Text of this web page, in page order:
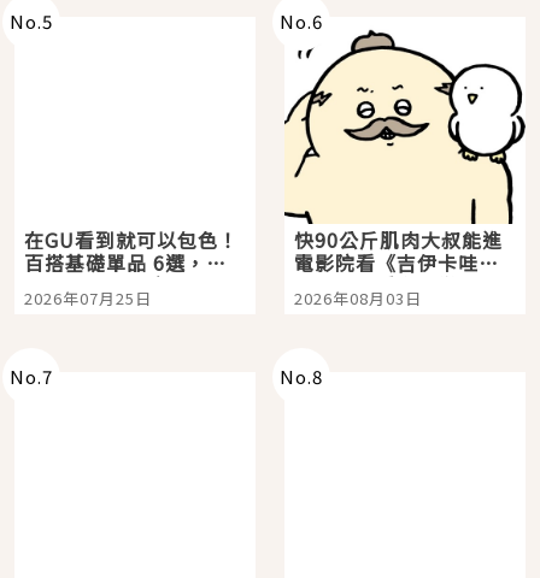
No.5
在GU看到就可以包色！
百搭基礎單品 6選，閉
眼全收也不心疼
2026年07月25日
No.6
快90公斤肌肉大叔能進
電影院看《吉伊卡哇》
嗎？日本重金屬樂團
「打首」會長與nagano
2026年08月03日
No.7 No.8